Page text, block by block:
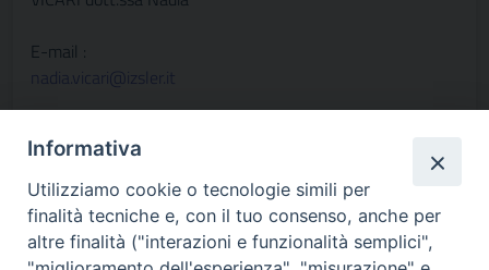
E-mail :
nadia.vicari@izsler.it
Centro di Referenza Nazionale per Clamidiosi (CReNCla)
Istituto Zooprofilattico Sperimentale della Lombardia e
dell’Emilia Romagna “Bruno Ubertini” (IZSLER)
Sede territoriale di Pavia
Privata Strada Campeggi 59/61
Informativa
Utilizziamo cookie o tecnologie simili per
finalità tecniche e, con il tuo consenso, anche per
altre finalità ("interazioni e funzionalità semplici",